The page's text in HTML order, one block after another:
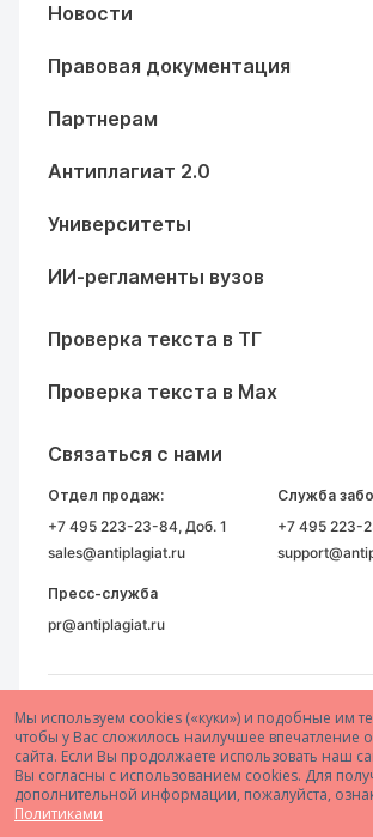
Мы используем cookies («куки») и подобные им
чтобы у Вас сложилось наилучшее впечатление
сайта. Если Вы продолжаете использовать наш
Вы согласны с использованием cookies. Для
дополнительной информации, пожалуйста,
Политиками
Новости
Правовая документация
Партнерам
Антиплагиат 2.0
Университеты
ИИ-регламенты вузов
Проверка текста в ТГ
Проверка текста в Max
Связаться с нами
Отдел продаж:
+7 495 223-23-84, Доб. 1
sales@antiplagiat.ru
Служба
+7 495 223-
Пресс-служба
pr@antiplagiat.ru